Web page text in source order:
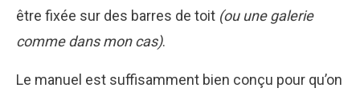
être fixée sur des barres de toit (ou une galerie
comme dans mon cas).
Le manuel est suffisamment bien conçu pour qu’on